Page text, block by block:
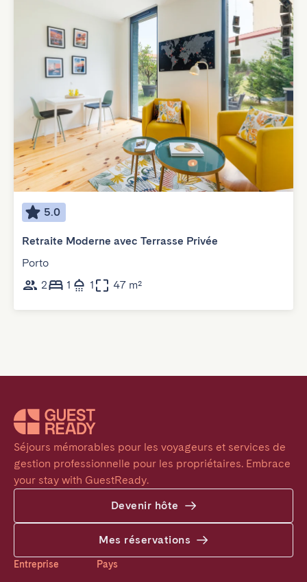
5.0
Retraite Moderne avec Terrasse Privée
Porto
2
1 1 47 m²
Séjours mémorables pour les voyageurs et services de
gestion professionnelle pour les propriétaires. Embrace
your stay with GuestReady.
Devenir hôte
Mes réservations
Entreprise Pays